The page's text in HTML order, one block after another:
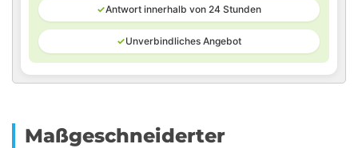
✓Antwort innerhalb von 24 Stunden
✓Unverbindliches Angebot
Maßgeschneiderter